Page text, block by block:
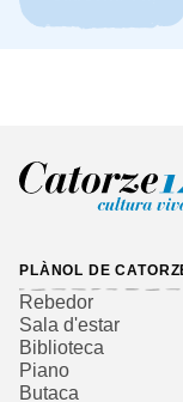
PLÀNOL DE
Rebedor
Sala d'estar
Biblioteca
Piano
Butaca